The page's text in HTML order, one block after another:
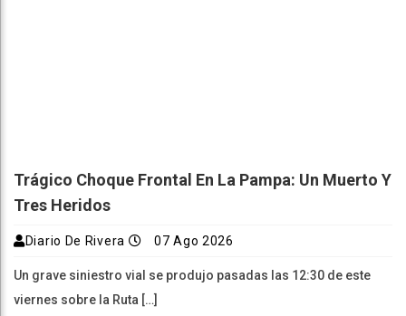
Trágico Choque Frontal En La Pampa: Un Muerto Y
Tres Heridos
Diario De Rivera 07 Ago 2026
Un grave siniestro vial se produjo pasadas las 12:30 de este
viernes sobre la Ruta […]